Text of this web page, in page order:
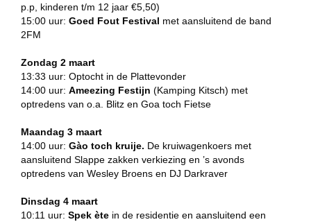
p.p, kinderen t/m 12 jaar €5,50)
15:00 uur: Goed Fout Festival met aansluitend de band
2FM
Zondag 2 maart
13:33 uur: Optocht in de Plattevonder
14:00 uur: Ameezing Festijn (Kamping Kitsch) met
optredens van o.a. Blitz en Goa toch Fietse
Maandag 3 maart
14:00 uur: Gào toch kruije. De kruiwagenkoers met
aansluitend Slappe zakken verkiezing en ’s avonds
optredens van Wesley Broens en DJ Darkraver
Dinsdag 4 maart
10:11 uur: Spek ète in de residentie en aansluitend een